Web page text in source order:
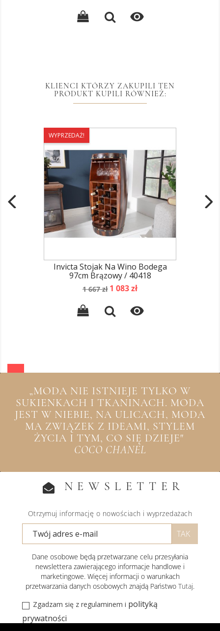

KLIENCI KTÓRZY ZAKUPILI TEN
PRODUKT KUPILI RÓWNIEŻ:
WYPRZEDAŻ!
Invicta Stojak Na Wino Bodega
97cm Brązowy / 40418
Cena
1 667 zł Cena
1 083 zł

„MODA NIE ISTNIEJE TYLKO W
SUKIENKACH I TKANINACH. MODA
JEST W NIEBIE, NA ULICACH, MODA
MA ZWIĄZEK Z IDEAMI, STYLEM
ŻYCIA I TYM, CO SIĘ DZIEJE"
COCO CHANEL
NEWSLETTER
Otrzymuj informację o nowościach i wyprzedażach
Dane osobowe będą przetwarzane celu przesyłania
newslettera zawierającego informacje handlowe i
marketingowe. Więcej informacji o warunkach
przetwarzania danych osobowych znajdą Państwo Tutaj.
Zgadzam się z regulaminem i polityką
prywatności